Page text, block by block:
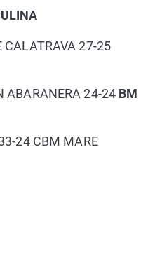
CALATRAVA 27-25
ABARANERA 24-24 BM
24 CBM MARE